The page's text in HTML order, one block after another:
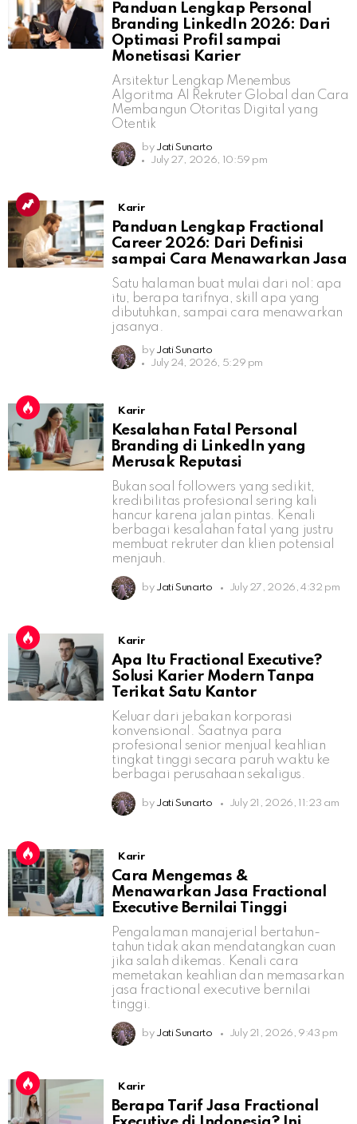
Panduan Lengkap Personal
Branding LinkedIn 2026: Dari
Optimasi Profil sampai
Monetisasi Karier
Arsitektur Lengkap Menembus
Algoritma AI Rekruter Global dan Cara
Membangun Otoritas Digital yang
Otentik
by Jati Sunarto
July 27, 2026, 10:59 pm
Karir
Panduan Lengkap Fractional
Career 2026: Dari Definisi
sampai Cara Menawarkan Jasa
Satu halaman buat mulai dari nol: apa
itu, berapa tarifnya, skill apa yang
dibutuhkan, sampai cara menawarkan
jasanya.
by Jati Sunarto
July 24, 2026, 5:29 pm
Karir
Kesalahan Fatal Personal
Branding di LinkedIn yang
Merusak Reputasi
Bukan soal followers yang sedikit,
kredibilitas profesional sering kali
hancur karena jalan pintas. Kenali
berbagai kesalahan fatal yang justru
membuat rekruter dan klien potensial
menjauh.
by Jati Sunarto July 27, 2026, 4:32 pm
Karir
Apa Itu Fractional Executive?
Solusi Karier Modern Tanpa
Terikat Satu Kantor
Keluar dari jebakan korporasi
konvensional. Saatnya para
profesional senior menjual keahlian
tingkat tinggi secara paruh waktu ke
berbagai perusahaan sekaligus.
by Jati Sunarto July 21, 2026, 11:23 am
Karir
Cara Mengemas &
Menawarkan Jasa Fractional
Executive Bernilai Tinggi
Pengalaman manajerial bertahun-
tahun tidak akan mendatangkan cuan
jika salah dikemas. Kenali cara
memetakan keahlian dan memasarkan
jasa fractional executive bernilai
tinggi.
by Jati Sunarto July 21, 2026, 9:43 pm
Karir
Berapa Tarif Jasa Fractional